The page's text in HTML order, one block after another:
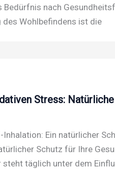
nach
des Wohlbefindens ist die
Stress:
Ein natürlicher
Schutz für Ihre
täglich unter dem